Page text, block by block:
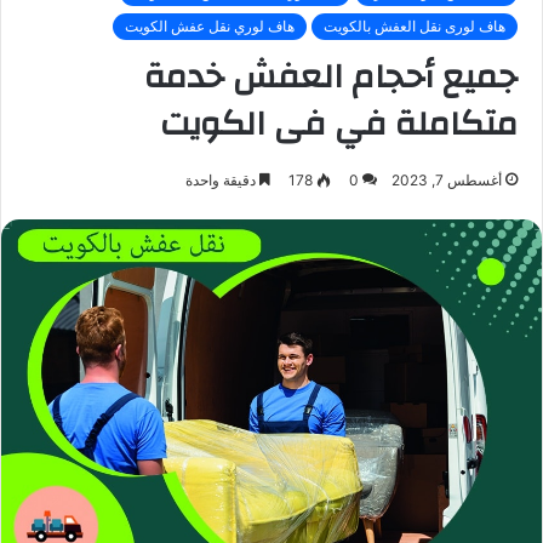
هاف لورى نقل العفش بالكويت
هاف لوري نقل عفش الكويت
جميع أحجام العفش خدمة
متكاملة في فى الكويت
أغسطس 7, 2023 0
178 دقيقة واحدة